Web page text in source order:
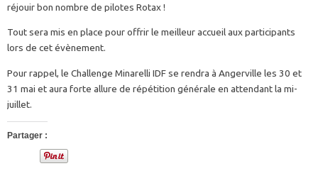
réjouir bon nombre de pilotes Rotax !
Tout sera mis en place pour offrir le meilleur accueil aux participants
lors de cet évènement.
Pour rappel, le Challenge Minarelli IDF se rendra à Angerville les 30 et
31 mai et aura forte allure de répétition générale en attendant la mi-
juillet.
Partager :